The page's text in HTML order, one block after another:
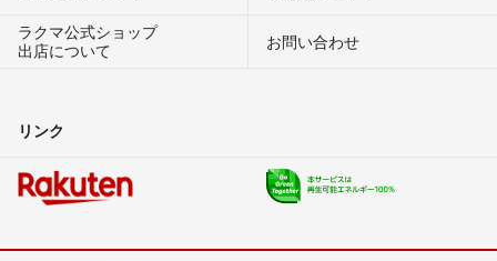
ラクマ公式ショップ
出店について
お問い合わせ
リンク